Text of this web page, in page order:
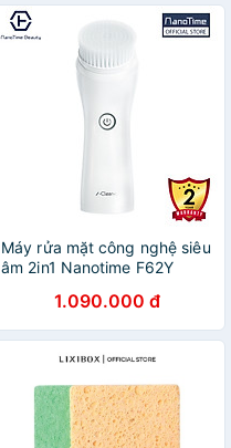
Xa Thư Giãn, Trẻ Hóa Làn
Da, Chống Nước IPX7, Siêu
Nhỏ Gọn - Phù Hợp Mọi Loại
Máy rửa mặt công nghệ siêu
âm 2in1 Nanotime F62Y
1.090.000 đ